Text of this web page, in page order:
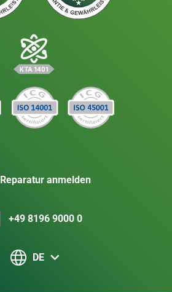
Reparatur anmelden
+49 8196 9000 0
DE